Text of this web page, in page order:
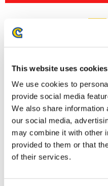
This website uses cookies
We use cookies to
provide social media
We also share information
our social media,
may combine it with other
provided to them or that
of their services.
バイオハザード30周年 メイン
アートメタルブックマーカー ク
レア